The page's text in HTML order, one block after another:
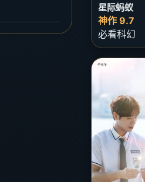
星际蚂蚁
神作 9.7
必看科幻